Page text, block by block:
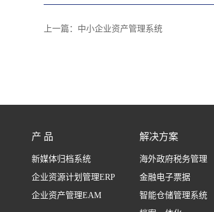
上一篇： 中小企业资产管理系统
产 品
新媒体归档系统
企业资源计划管理ERP
企业资产管理EAM
解决方案
海外政府税务管理
金融电子票据
智能仓储管理系统